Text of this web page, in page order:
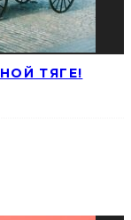
ТЯГЕ!